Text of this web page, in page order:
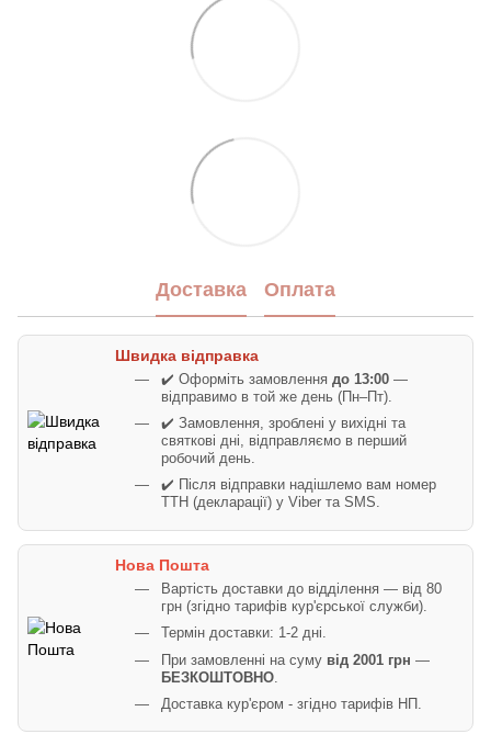
Доставка Оплата
Швидка відправка
✔️ Оформіть замовлення до 13:00 —
відправимо в той же день (Пн–Пт).
✔️ Замовлення, зроблені у вихідні та
святкові дні, відправляємо в перший
робочий день.
✔️ Після відправки надішлемо вам номер
ТТН (декларації) у Viber та SMS.
Нова Пошта
Вартість доставки до відділення — від 80
грн (згідно тарифів кур'єрської служби).
Термін доставки: 1-2 дні.
При замовленні на суму від 2001 грн —
БЕЗКОШТОВНО
Доставка кур'єром - згідно тарифів НП.